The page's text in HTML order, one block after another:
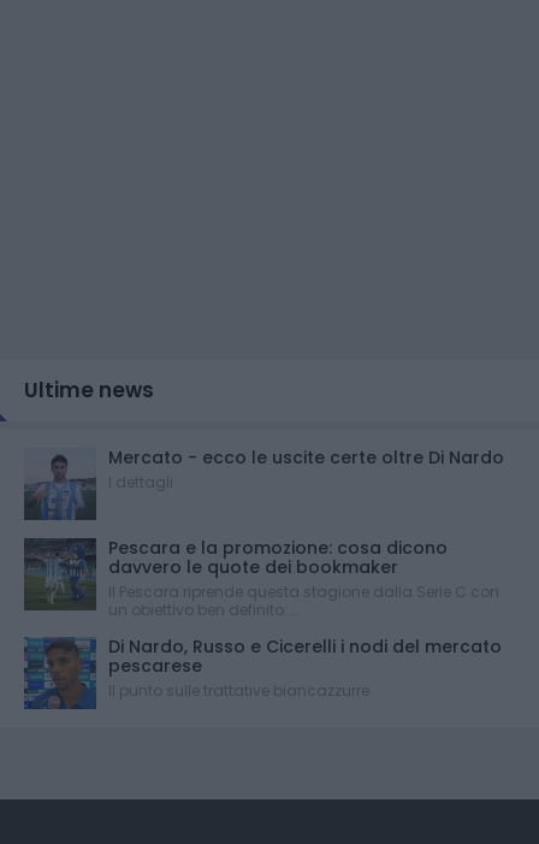
Ultime news
Mercato - ecco le uscite certe oltre Di Nardo
I dettagli
Pescara e la promozione: cosa dicono
davvero le quote dei bookmaker
Il Pescara riprende questa stagione dalla Serie C con
un obiettivo ben definito:...
Di Nardo, Russo e Cicerelli i nodi del mercato
pescarese
Il punto sulle trattative biancazzurre